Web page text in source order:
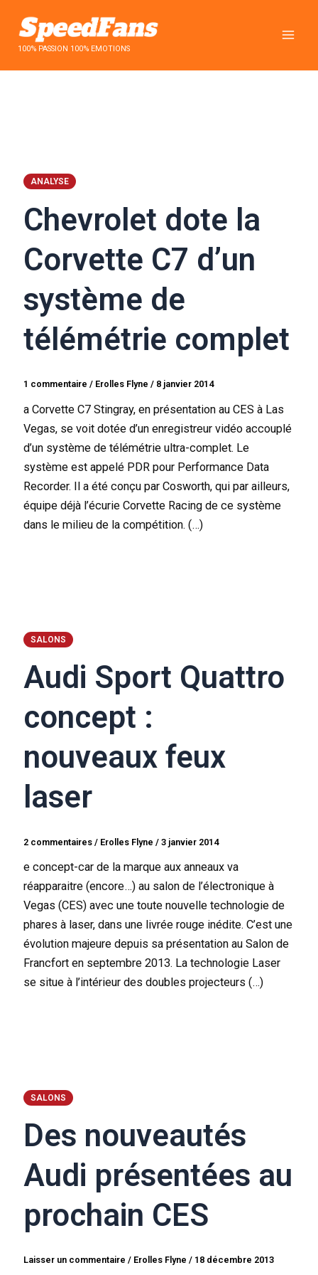
contenu100% PASSION 100% EMOTIONS
ANALYSE
Chevrolet dote la
Corvette C7 d’un
système de
télémétrie complet
1 commentaire / Erolles Flyne/ 8 janvier 2014
a Corvette C7 Stingray, en présentation au CES à Las
Vegas, se voit dotée d’un enregistreur vidéo accouplé
d’un système de télémétrie ultra-complet. Le
système est appelé PDR pour Performance Data
Recorder. Il a été conçu par Cosworth, qui par ailleurs,
équipe déjà l’écurie Corvette Racing de ce système
dans le milieu de la compétition. (…)
SALONS
Audi Sport Quattro
concept :
nouveaux feux
laser
2 commentaires / Erolles Flyne/3 janvier 2014
e concept-car de la marque aux anneaux va
réapparaitre (encore…) au salon de l’électronique à
Vegas (CES) avec une toute nouvelle technologie de
phares à laser, dans une livrée rouge inédite. C’est une
évolution majeure depuis sa présentation au Salon de
Francfort en septembre 2013. La technologie Laser
se situe à l’intérieur des doubles projecteurs (…)
SALONS
Des nouveautés
Audi présentées au
prochain CES
Laisser un commentaire / Erolles Flyne/ 18 décembre 2013